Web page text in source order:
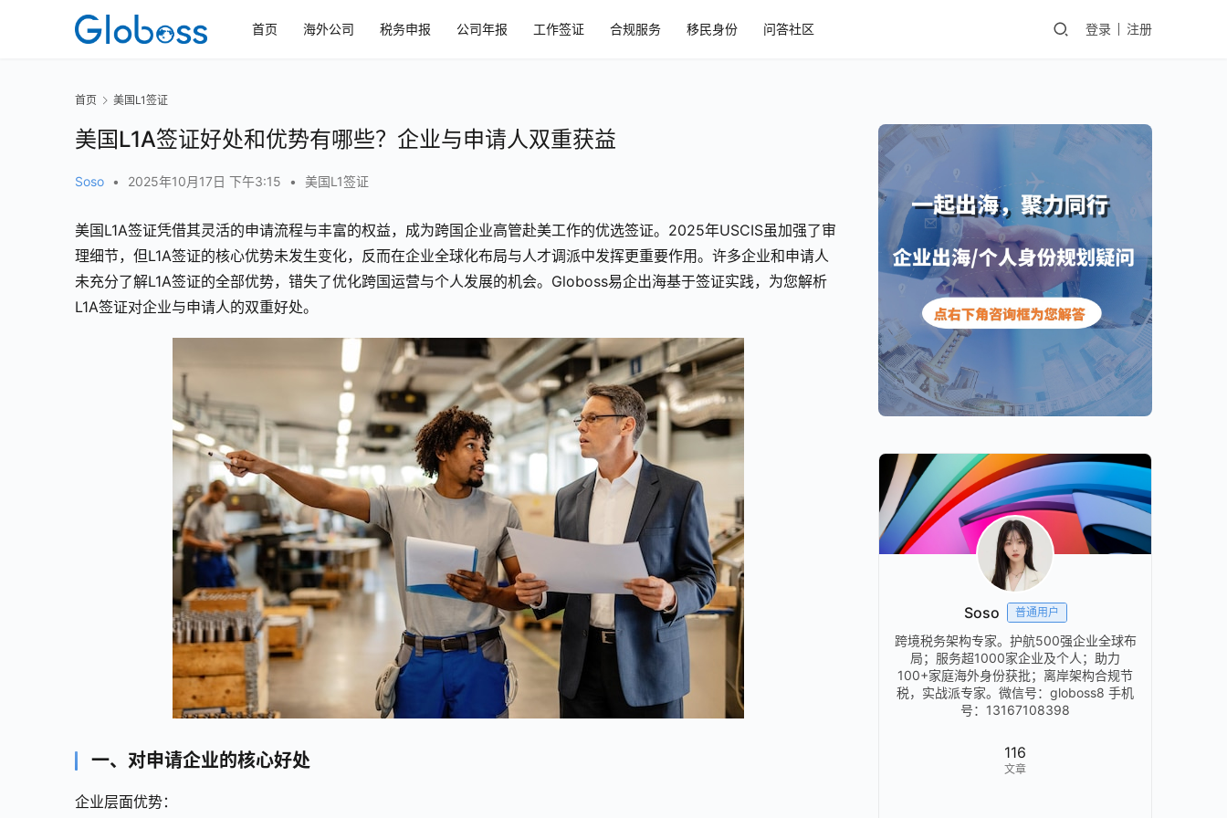
首页 海外公司 税务申报 公司年报 工作签证 合规服务 移民身份 问答社区 登录 注册
首页 美国L1签证
美国L1A签证好处和优势有哪些？企业与申请人双重获益
Soso • 2025年10月17日 下午3:15 • 美国L1签证
美国L1A签证凭借其灵活的申请流程与丰富的权益，成为跨国企业高管赴美工作的优选签证。2025年USCIS虽加强了审
理细节，但L1A签证的核心优势未发生变化，反而在企业全球化布局与人才调派中发挥更重要作用。许多企业和申请人
未充分了解L1A签证的全部优势，错失了优化跨国运营与个人发展的机会。Globoss易企出海基于签证实践，为您解析
L1A签证对企业与申请人的双重好处。
一、对申请企业的核心好处
企业层面优势：
Soso 普通用户
跨境税务架构专家。护航500强企业全球布
局；服务超1000家企业及个人；助力
100+家庭海外身份获批；离岸架构合规节
税，实战派专家。微信号：globoss8 手机
号：13167108398
116
文章